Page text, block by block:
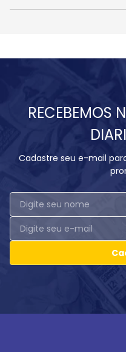
RECEBEMOS
Cadastre seu e-mail